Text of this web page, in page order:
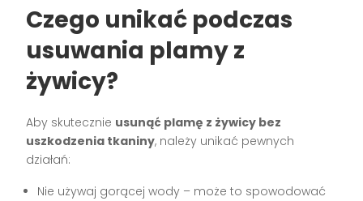
Czego unikać podczas
usuwania plamy z
żywicy?
Aby skutecznie usunąć plamę z żywicy bez
uszkodzenia tkaniny, należy unikać pewnych
działań:
Nie używaj gorącej wody – może to spowodować